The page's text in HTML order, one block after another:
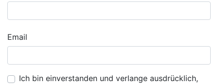
Email
Ich bin einverstanden und verlange ausdrücklich,